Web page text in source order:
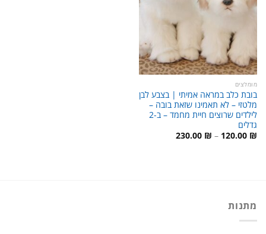
מומלצים
בובת כלב במראה אמיתי | בצבע לבן
מלטזי – לא תאמינו שזאת בובה –
לילדים שרוצים חיית מחמד – ב-2
גדלים
120.00 ₪
–
230.00 ₪ טווח
מתנות